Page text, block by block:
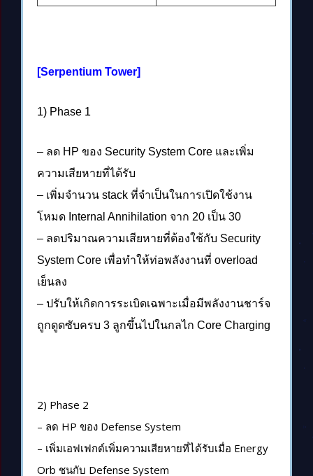
[Serpentium Tower]
1) Phase 1
– ลด HP ของ Security System Core และเพิ่ม
ความเสียหายที่ได้รับ
– เพิ่มจำนวน stack ที่จำเป็นในการเปิดใช้งาน
โหมด Internal Annihilation จาก 20 เป็น 30
– ลดปริมาณความเสียหายที่ต้องใช้กับ Security
System Core เพื่อทำให้ท่อพลังงานที่ overload
เย็นลง
– ปรับให้เกิดการระเบิดเฉพาะเมื่อมีพลังงานชาร์จ
ถูกดูดซับครบ 3 ลูกขึ้นไปในกลไก Core Charging
2) Phase 2
– ลด HP ของ Defense System
– เพิ่มเอฟเฟกต์เพิ่มความเสียหายที่ได้รับเมื่อ Energy
Orb ชนกับ Defense System